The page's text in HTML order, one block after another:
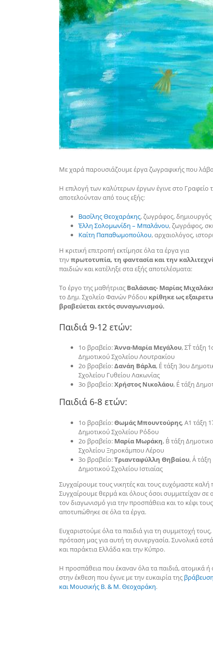
Με χαρά παρουσιάζουμε έργα ζωγραφικής που
Η επιλογή των καλύτερων έργων έγινε στο
αποτελούνταν από τους εξής:
Βασίλης Θεοχαράκης, ζωγράφος,
Έλλη Σολομωνίδη – Μπαλάνου, ζωγράφος,
Καίτη Παπαθωμοπούλου, αρχαιολόγος,
Η κριτική επιτροπή εκτίμησε όλα τα έργα για
τηνπρωτοτυπία, τη φαντασία και την
παιδιών και κατέληξε στα εξής αποτελέσματα:
Το έργο της μαθήτριας Βαλάσιας- Μαρίας
το Δημ. Σχολείο Φανών Ρόδου κρίθηκε ως
βραβεύεται εκτός συναγωνισμού.
Παιδιά 9-12 ετών:
1ο βραβείο:Άννα-Μαρία Μεγάλου, ΣΤ΄ τάξη
Δημοτικού Σχολείου Λουτρακίου
2ο βραβείο:Δανάη Βάρλα, Ε΄ τάξη 3ου
Σχολείου Γυθείου Λακωνίας
3ο βραβείο:Χρήστος Νικολάου, Ε΄ τάξη
Παιδιά 6-8 ετών:
1ο βραβείο:Θωμάς Μπουντούρης, Α1 τάξη
Δημοτικού Σχολείου Ρόδου
2ο βραβείο: Μαρία Μωράκη, Β΄ τάξη
Σχολείου Ξηροκάμπου Λέρου
3ο βραβείο:Τριανταφύλλη Θηβαίου, Α΄
Δημοτικού Σχολείου Ιστιαίας
Συγχαίρουμε τους νικητές και τους ευχόμαστε
Συγχαίρουμε θερμά και όλους όσοι συμμετείχαν σε
τον διαγωνισμό για την προσπάθεια και το κέφι
αποτυπώθηκε σε όλα τα έργα.
Ευχαριστούμε όλα τα παιδιά για τη συμμετοχή
πρόταση μας για αυτή τη συνεργασία. Συνολικά
και παράκτια Ελλάδα και την Κύπρο.
Η προσπάθεια που έκαναν όλα τα παιδιά, ατομικά
στην έκθεση που έγινε με την ευκαιρία της
και Μουσικής Β. & Μ. Θεοχαράκη.